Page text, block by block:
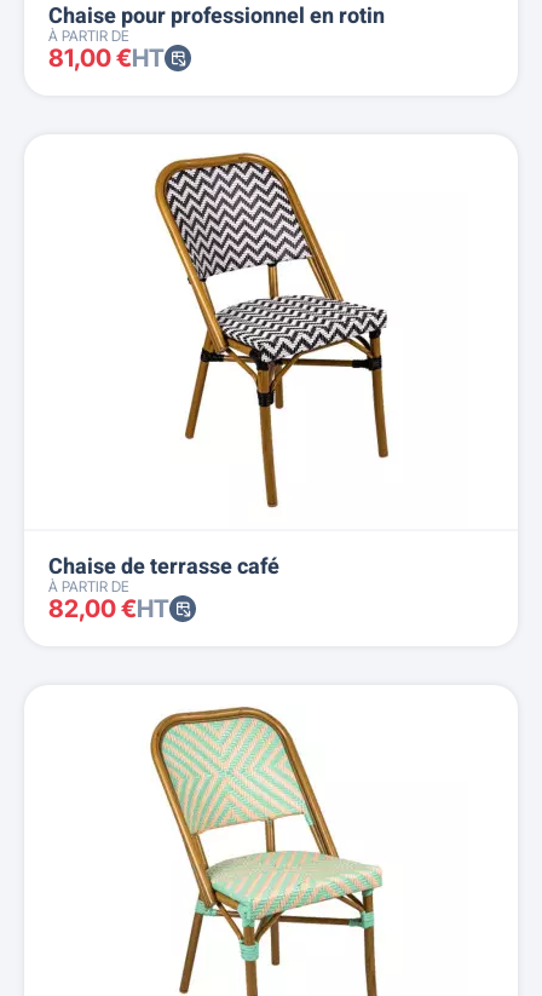
Chaise pour professionnel en rotin
À PARTIR DE
81,00 €HT
Chaise de terrasse café
À PARTIR DE
82,00 €HT